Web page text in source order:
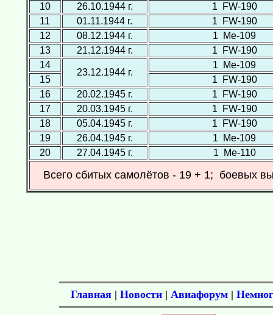
10
26.10.1944 г.
1 FW-190
11
01.11.1944 г.
1 FW-190
12
08.12.1944 г.
1 Ме-109
13
21.12.1944 г.
1 FW-190
14
23.12.1944 г.
1 Ме-109
15
1 FW-190
16
20.02.1945 г.
1 FW-190
17
20.03.1945 г.
1 FW-190
18
05.04.1945 г.
1 FW-190
19
26.04.1945 г.
1 Ме-109
20
27.04.1945 г. 1 Ме-110
Всего сбитых самолётов - 19 + 1; боевых
Главная | Новости | Авиафорум |